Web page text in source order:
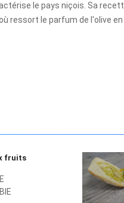
le pays niçois. Sa
ressort le parfum de l'olive
Pan Bagnat
LA PETITE
ST MARTIN